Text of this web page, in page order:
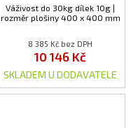
Váživost do 30kg dílek 10g |
rozměr plošiny 400 x 400 mm
8 385 Kč bez DPH
10 146 Kč
SKLADEM U DODAVATELE